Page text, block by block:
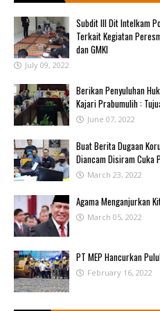
Subdit III Dit Intelkam
Terkait Kegiatan
dan GMKI
July 09, 2022
Berikan Penyuluhan
Kajari Prabumulih :
June 07, 2022
Buat Berita Dugaan
Diancam Disiram Cuka
March 23, 2022
Agama Menganjurkan
March 05, 2022
PT MEP Hancurkan
February 16, 2022